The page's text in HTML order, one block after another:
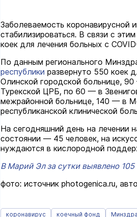
Заболеваемость коронавирусной
стабилизироваться. В связи с
коек для лечения больных с
По данным регионального
республики развернуто 550 коек
Олинской городской больнице,
Турекской ЦРБ, по 60 — в
межрайонной больнице, 140 — в
республиканской клинической
На сегодняшний день на лечении
состоянии — 45 человек, на
нуждаются в кислородной
В Марий Эл за сутки выявлено 105
фото: источник photogenica.ru,
коронавирус коечный фонд